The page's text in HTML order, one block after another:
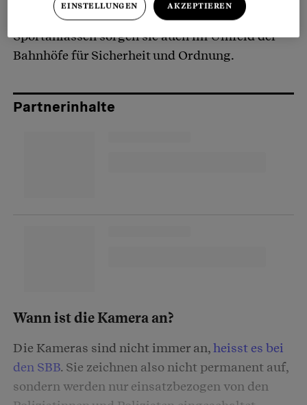
Bei gewissen Grossveranstaltungen und
Sportanlässen sorgen sie auch im Umfeld der
Bahnhöfe für Sicherheit und Ordnung.
Partnerinhalte
Wann ist die Kamera an?
Die Kameras sind nicht immer an,heisst es bei
den SBB. Sie zeichnen also nicht permanent auf,
sondern werden nur einsatzbezogen von den
EINSTELLUNGEN AKZEPTIEREN